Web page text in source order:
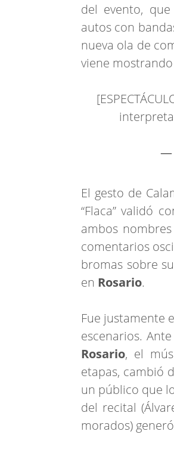
del evento,
autos con
nueva ola de
viene
—
El gesto de
“Flaca” validó
ambos
comentarios
bromas sobre
en Rosario.
Fue justamente
escenarios. Ante
Rosario, el
etapas, cambió
un público que
del recital
morados)